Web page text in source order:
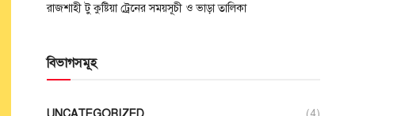
রাজশাহী টু কুষ্টিয়া ট্রেনের সময়সূচী ও ভাড়া তালিকা
বিভাগসমূহ